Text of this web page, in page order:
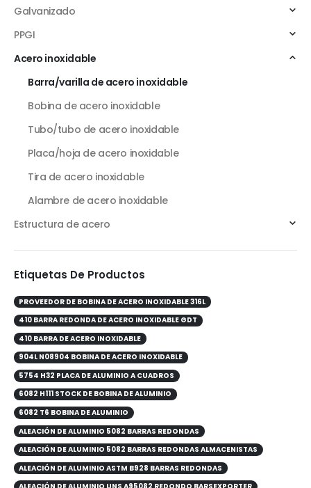
Galvanizado
PPGI
Acero inoxidable
Barra/varilla de acero inoxidable
Bobina de acero inoxidable
Tubo/tubo de acero inoxidable
Placa/hoja de acero inoxidable
Tira de acero inoxidable
Alambre de acero inoxidable
Estructura de acero
Etiquetas De Productos
PROVEEDOR DE BOBINA DE ACERO INOXIDABLE 316L
410 BARRA REDONDA DE ACERO INOXIDABLE GDT
410 BARRA DE ACERO INOXIDABLE
904L N08904 BOBINA DE ACERO INOXIDABLE
5754 H32 PLACA DE ALUMINIO A CUADROS
6082 H111 STOCK DE BOBINA DE ALUMINIO
6082 T6 BOBINA DE ALUMINIO
ALEACIÓN DE ALUMINIO 5082 BARRAS REDONDAS
ALEACIÓN DE ALUMINIO 5082 BARRAS REDONDAS ALMACENISTAS
ALEACIÓN DE ALUMINIO ASTM B928 BARRAS REDONDAS